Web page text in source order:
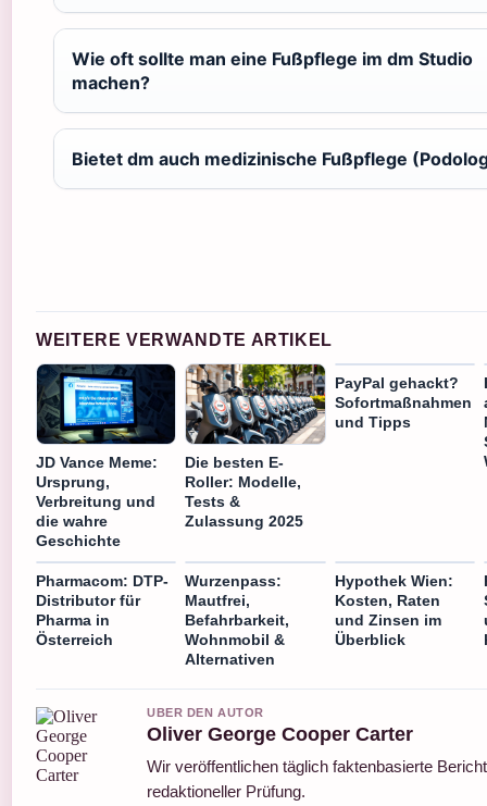
Wie oft sollte man eine Fußpflege im dm Studio
machen?
Bietet dm auch medizinische Fußpflege
WEITERE VERWANDTE ARTIKEL
JD Vance Meme:
Ursprung,
Verbreitung und
die wahre
Geschichte
Die besten E-
Roller: Modelle,
Tests &
Zulassung 2025
PayPal gehackt?
Sofortmaßnahmen
und Tipps
Pharmacom: DTP-
Distributor für
Pharma in
Österreich
Wurzenpass:
Mautfrei,
Befahrbarkeit,
Wohnmobil &
Alternativen
Hypothek Wien:
Kosten, Raten
und Zinsen im
Überblick
UBER DEN AUTOR
Oliver George Cooper Carter
Wir veröffentlichen täglich faktenbasierte
redaktioneller Prüfung.